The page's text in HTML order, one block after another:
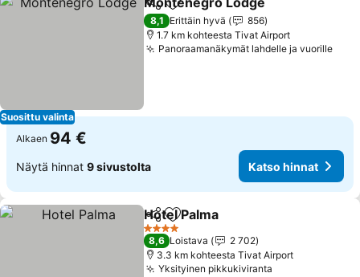
Suosittu valinta
Jaa Lisää suosikkeihin
8,1 Erittäin hyvä
856
1.7 km kohteesta Tivat Airport
Panoraamanäkymät lahdelle ja vuorille
Alkaen 94 €
Näytä hinnat 9 sivustolta Katso hinnat
Jaa Lisää suosikkeihin
Hotel Palma
4 Tähtiluokitus
8,6 Loistava
2 702
3.3 km kohteesta Tivat Airport
Yksityinen pikkukiviranta